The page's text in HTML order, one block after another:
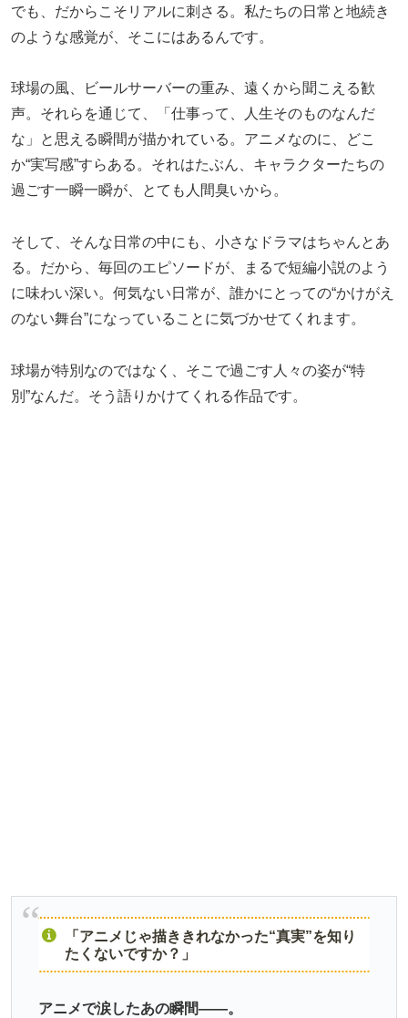
でも、だからこそリアルに刺さる。私たちの日常と地続き
のような感覚が、そこにはあるんです。
球場の風、ビールサーバーの重み、遠くから聞こえる歓
声。それらを通じて、「仕事って、人生そのものなんだ
な」と思える瞬間が描かれている。アニメなのに、どこ
か“実写感”すらある。それはたぶん、キャラクターたちの
過ごす一瞬一瞬が、とても人間臭いから。
そして、そんな日常の中にも、小さなドラマはちゃんとあ
る。だから、毎回のエピソードが、まるで短編小説のよう
に味わい深い。何気ない日常が、誰かにとっての“かけがえ
のない舞台”になっていることに気づかせてくれます。
球場が特別なのではなく、そこで過ごす人々の姿が“特
別”なんだ。そう語りかけてくれる作品です。
「アニメじゃ描ききれなかった“真実”を知り
たくないですか？」
アニメで涙したあの瞬間――。